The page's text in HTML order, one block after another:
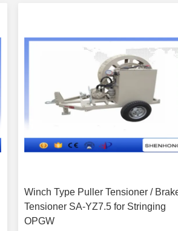
Winch Type Puller Tensioner /
Tensioner SA-YZ7.5 for Stringing
OPGW